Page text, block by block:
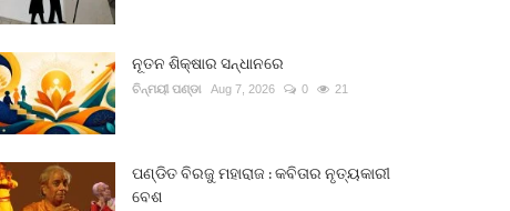
ନୂତନ ଶିକ୍ଷାର ସନ୍ଧାନରେ
ଚିନ୍ମୟୀ ପଣ୍ଡା Aug 7, 2026 0 21
ପଣ୍ଡିତ ବିରଜୁ ମହାରାଜ : କବିତାର ନୃତ୍ୟକାରୀ
ବେଶ